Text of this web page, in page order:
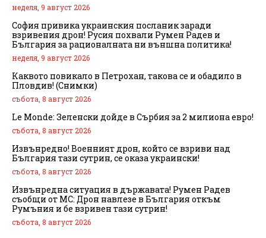
неделя, 9 август 2026
София привика украинския посланик заради
взривения дрон! Русия похвали Румен Радев и
България за рационалната ни външна политика!
неделя, 9 август 2026
Каквото повикало в Петрохан, такова се и обадило в
Пловдив! (Снимки)
събота, 8 август 2026
Le Monde: Зеленски дойде в Сърбия за 2 милиона евро!
събота, 8 август 2026
Извънредно! Военният дрон, който се взриви над
България тази сутрин, се оказа украински!
събота, 8 август 2026
Извънредна ситуация в държавата! Румен Радев
съобщи от МС: Дрон навлезе в България откъм
Румъния и бе взривен тази сутрин!
събота, 8 август 2026